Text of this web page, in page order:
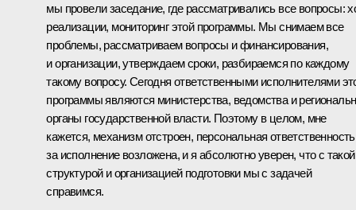
мы провели заседание, где рассматривались все вопросы:
реализации, мониторинг этой программы. Мы снимаем все
проблемы, рассматриваем вопросы и финансирования,
и организации, утверждаем сроки, разбираемся по каждому
такому вопросу. Сегодня ответственными исполнителями
программы являются министерства, ведомства и
органы государственной власти. Поэтому в целом, мне
кажется, механизм отстроен, персональная ответственность
за исполнение возложена, и я абсолютно уверен, что с такой
структурой и организацией подготовки мы с задачей
справимся.